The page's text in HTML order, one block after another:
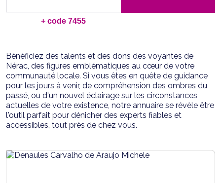
+ code 7455
Bénéficiez des talents et des dons des voyantes de
Nérac, des figures emblématiques au cœur de votre
communauté locale. Si vous êtes en quête de guidance
pour les jours à venir, de compréhension des ombres du
passé, ou d'un nouvel éclairage sur les circonstances
actuelles de votre existence, notre annuaire se révèle être
l'outil parfait pour dénicher des experts fiables et
accessibles, tout près de chez vous.